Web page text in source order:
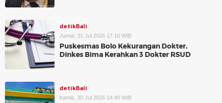
detikBali
Jumat, 31 Jul 2026 17:10 WIB
Puskesmas Bolo Kekurangan Dokter,
Dinkes Bima Kerahkan 3 Dokter RSUD
detikBali
Kamis, 30 Jul 2026 14:49 WIB